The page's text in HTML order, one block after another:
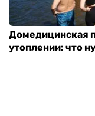
Домедицинская
утоплении: что